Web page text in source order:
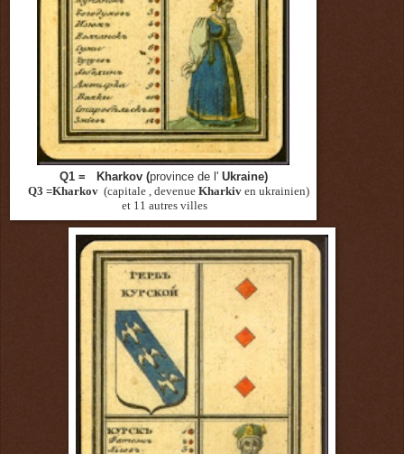
Q1 = Kharkov (province de l'Ukraine)
Q3 =Kharkov (capitale , devenue Kharkiv en ukrainien)
et 11 autres villes